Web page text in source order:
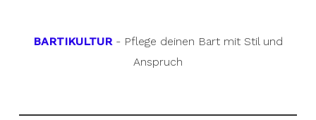
BARTIKULTUR- Pflege deinen Bart mit Stil und
Anspruch